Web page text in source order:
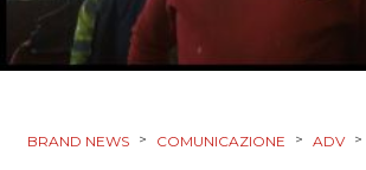
BRAND NEWS > COMUNICAZIONE > ADV >